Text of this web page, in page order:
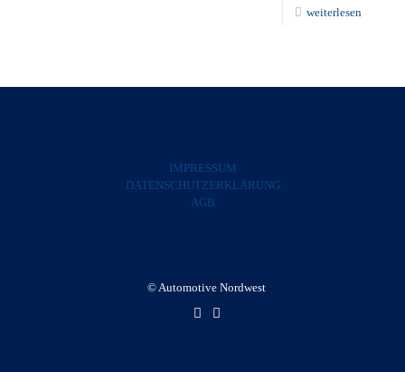
weiterlesen
IMPRESSUM
DATENSCHUTZERKLÄRUNG
AGB
© Automotive Nordwest